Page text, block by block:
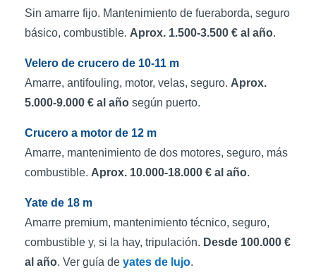
Sin amarre fijo. Mantenimiento de fueraborda, seguro
básico, combustible. Aprox. 1.500-3.500 € al año.
Velero de crucero de 10-11 m
Amarre, antifouling, motor, velas, seguro. Aprox.
5.000-9.000 € al año según puerto.
Crucero a motor de 12 m
Amarre, mantenimiento de dos motores, seguro, más
combustible. Aprox. 10.000-18.000 € al año.
Yate de 18 m
Amarre premium, mantenimiento técnico, seguro,
combustible y, si la hay, tripulación. Desde 100.000 €
al año. Ver guía de yates de lujo.